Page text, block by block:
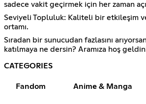
sadece vakit geçirmek için her zaman
Seviyeli Topluluk: Kaliteli bir etkileşim
ortamı.
Sıradan bir sunucudan fazlasını
katılmaya ne dersin? Aramıza hoş
CATEGORIES
Fandom Anime & Manga